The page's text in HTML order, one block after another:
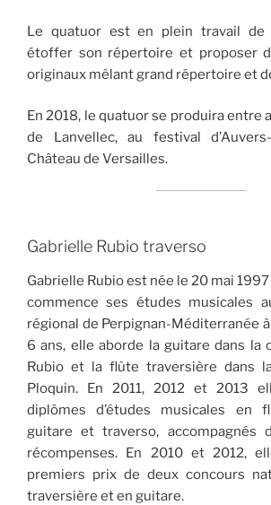
Le quatuor est en plein travail de
étoffer son répertoire et proposer
originaux mêlant grand répertoire et
En 2018, le quatuor se produira entre
de Lanvellec, au festival
Château de Versailles.
Gabrielle Rubio traverso
Gabrielle Rubio est née le 20 mai 1997
commence ses études musicales
régional de Perpignan-Méditerranée à
6 ans, elle aborde la guitare dans la
Rubio et la flûte traversière dans la
Ploquin. En 2011, 2012 et 2013
diplômes d’études musicales en
guitare et traverso, accompagnés
récompenses. En 2010 et 2012,
premiers prix de deux concours
traversière et en guitare.